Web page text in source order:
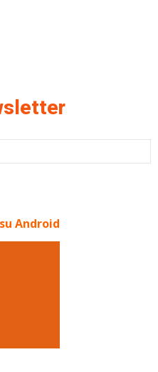
Android